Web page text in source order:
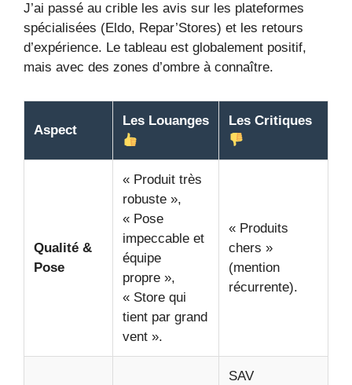
J’ai passé au crible les avis sur les plateformes
spécialisées (Eldo, Repar’Stores) et les retours
d’expérience. Le tableau est globalement positif,
mais avec des zones d’ombre à connaître.
Aspect
Les Louanges Les Critiques
Qualité &
Pose
« Produit très
robuste »,
« Pose
impeccable et
équipe
propre »,
« Store qui
tient par grand
vent ».
« Produits
chers »
(mention
récurrente).
SAV